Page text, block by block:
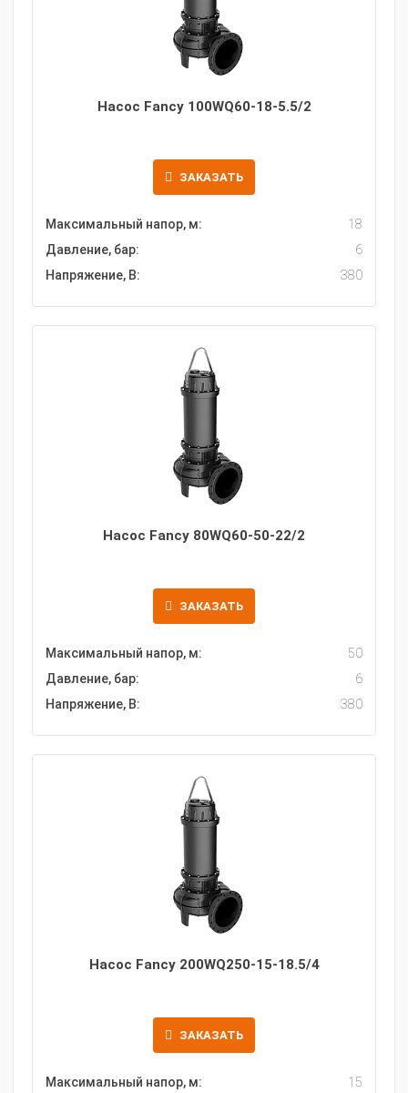
Насос Fancy 100WQ60-18-5.5/2
ЗАКАЗАТЬ
Максимальный напор, м:
18
Давление, бар:
6
Напряжение, В:
380
Насос Fancy 80WQ60-50-22/2
ЗАКАЗАТЬ
Максимальный напор, м:
50
Давление, бар:
6
Напряжение, В:
380
Насос Fancy 200WQ250-15-18.5/4
ЗАКАЗАТЬ
Максимальный напор, м:
15